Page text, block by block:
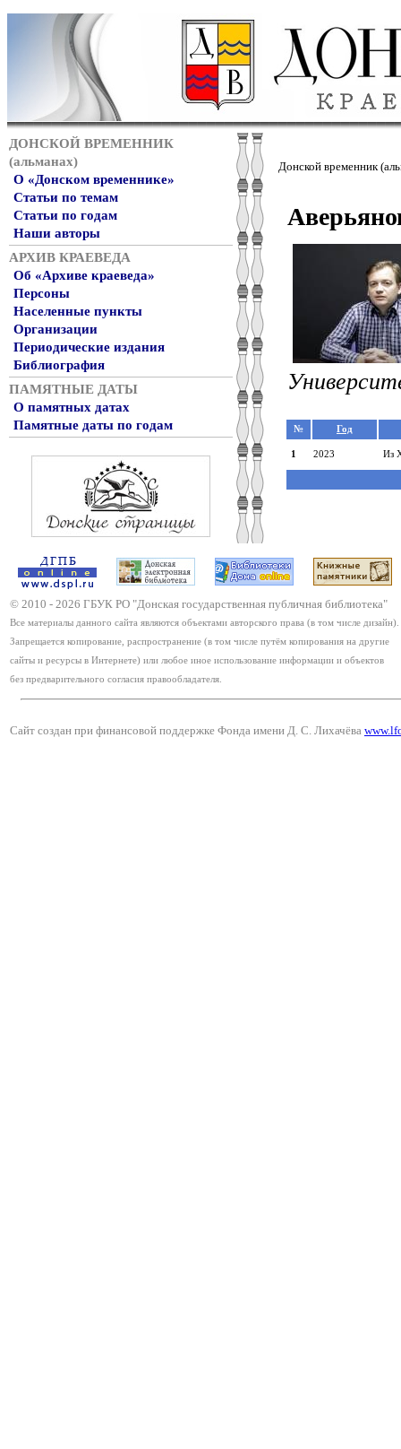
ДОНСКОЙ ВРЕМЕННИК
(альманах)
О «Донском временнике»
Статьи по темам
Статьи по годам
Наши авторы
АРХИВ КРАЕВЕДА
Об «Архиве краеведа»
Персоны
Населенные пункты
Организации
Периодические издания
Библиография
ПАМЯТНЫЕ ДАТЫ
О памятных датах
Памятные даты по годам
Донской временник
№ Год
1 2023 Из
© 2010 - 2026 ГБУК РО "Донская государственная публичная библиотека"
Все материалы данного сайта являются объектами авторского права (в том числе дизайн).
Запрещается копирование, распространение (в том числе путём копирования на другие
сайты и ресурсы в Интернете) или любое иное использование информации и объектов
без предварительного согласия правообладателя.
Сайт создан при финансовой поддержке Фонда имени Д. С. Лихачёва